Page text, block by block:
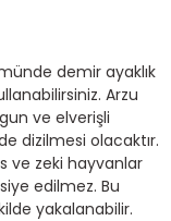
demir ayaklık
Arzu
ve elverişli
dizilmesi olacaktır.
ve zeki hayvanlar
edilmez. Bu
yakalanabilir.